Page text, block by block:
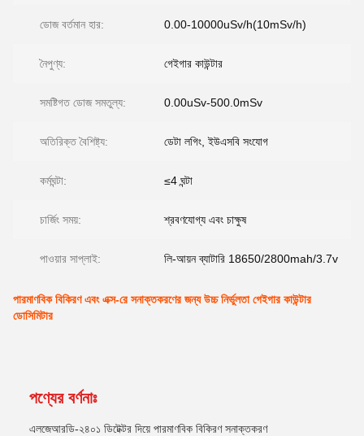
ডোজ বর্তমান হার: 0.00-10000uSv/h(10mSv/h)
নৈপুণ্য: গেইগার কাউন্টার
সমষ্টিগত ডোজ সমতুল্য: 0.00uSv-500.0mSv
অতিরিক্ত বৈশিষ্ট্য: ডেটা লগিং, ইউএসবি সংযোগ
কর্মঘন্টা: ≤4 ঘন্টা
চার্জিং সময়: শ্রবণযোগ্য এবং চাক্ষুষ
পাওয়ার সাপ্লাই: লি-আয়ন ব্যাটারি 18650/2800mah/3.7v
পারমাণবিক বিকিরণ এবং এক্স-রে সনাক্তকরণের জন্য উচ্চ নির্ভুলতা গেইগার কাউন্টার
ডোসিমিটার
পণ্যের বর্ণনাঃ
এলজেআরডি-২৪০১ ডিটেক্টর দিয়ে পারমাণবিক বিকিরণ সনাক্তকরণ